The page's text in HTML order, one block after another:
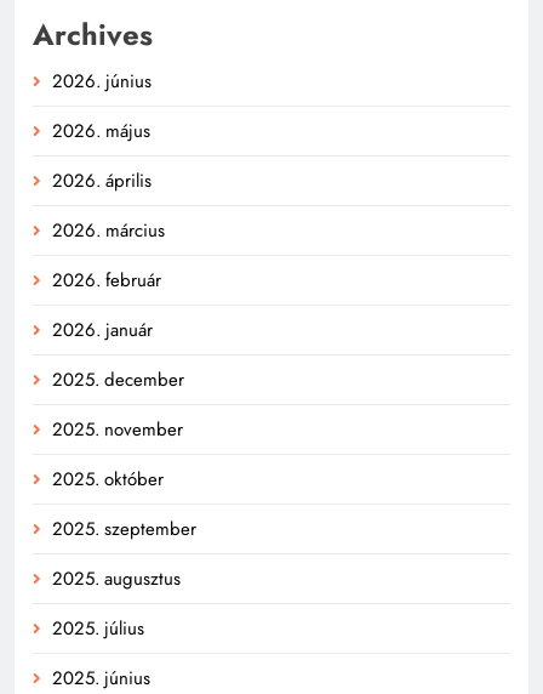
Archives
2026. június
2026. május
2026. április
2026. március
2026. február
2026. január
2025. december
2025. november
2025. október
2025. szeptember
2025. augusztus
2025. július
2025. június